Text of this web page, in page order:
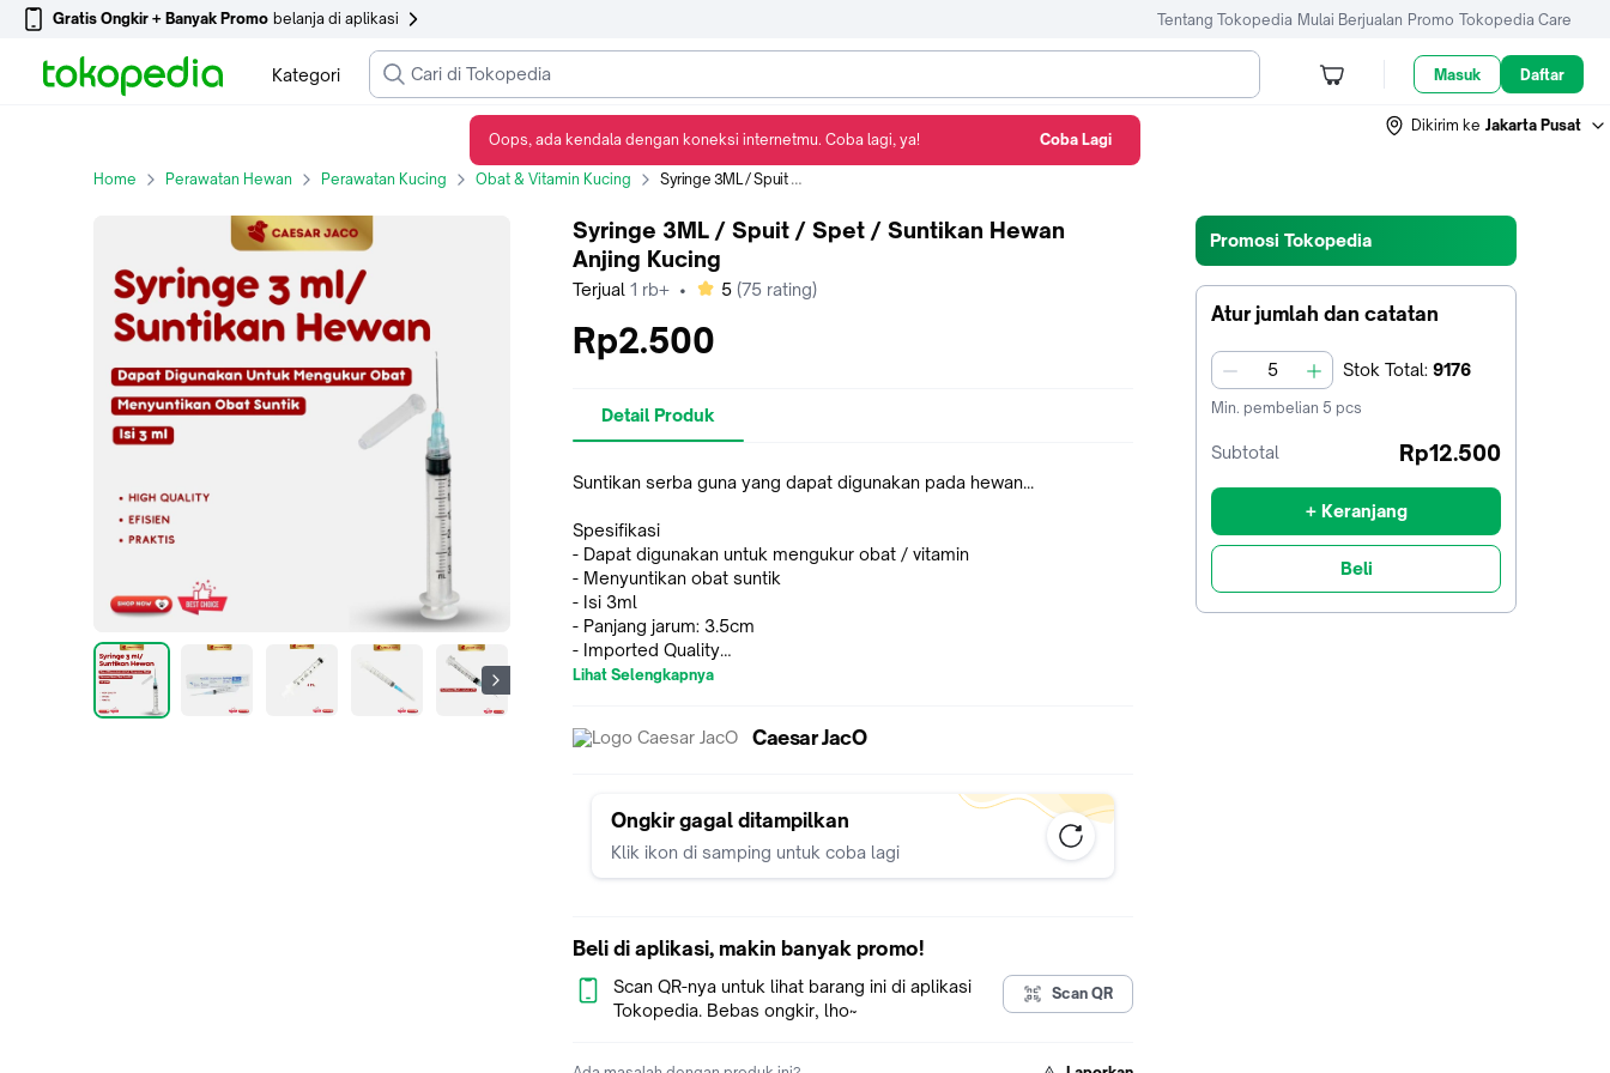
Gratis Ongkir + Banyak Promo belanja di aplikasi Tentang Tokopedia Mulai Berjualan Promo Tokopedia Care
Kategori Masuk Daftar
Dikirim ke Jakarta Pusat
Home Perawatan Hewan Perawatan Kucing Obat & Vitamin Kucing Syringe 3ML / Spuit / Spet / Suntikan Hewan Anjing Kucing
Promosi Tokopedia
Atur jumlah dan catatan
jumlah Stok Total: 9176
Min. pembelian 5 pcs
Subtotal Rp12.500
+ Keranjang
Beli
Syringe 3ML / Spuit / Spet / Suntikan Hewan
Anjing Kucing
Terjual 1 rb+ • bintang
5 (75 rating)
Rp2.500
Detail Produk
Suntikan serba guna yang dapat digunakan pada hewan...
Spesifikasi
- Dapat digunakan untuk mengukur obat / vitamin
- Menyuntikan obat suntik
- Isi 3ml
- Panjang jarum: 3.5cm
- Imported Quality
1. Pastikan chat kami terlebih dahulu sebelum order untuk
memastikan ketersediaan stok
2. Kami menjamin semua produk yang dijual adalah produk yang
berkualitas dan dipastikan tidak ada kerusakan sebelum dikirim
Menyediakan berbagai jasa kebutuhan Anjing dan Kucing:
1. Jual Beli berbagai jenis ras kecil, sedang dan besar (dari umur
Lihat Selengkapnya
Caesar JacO
Ongkir gagal ditampilkan
Klik ikon di samping untuk coba lagi
Beli di aplikasi, makin banyak promo!
Scan QR-nya untuk lihat barang ini di aplikasi
Tokopedia. Bebas ongkir, lho~
Scan QR
Oops, ada kendala dengan koneksi internetmu. Coba lagi, ya! Coba Lagi